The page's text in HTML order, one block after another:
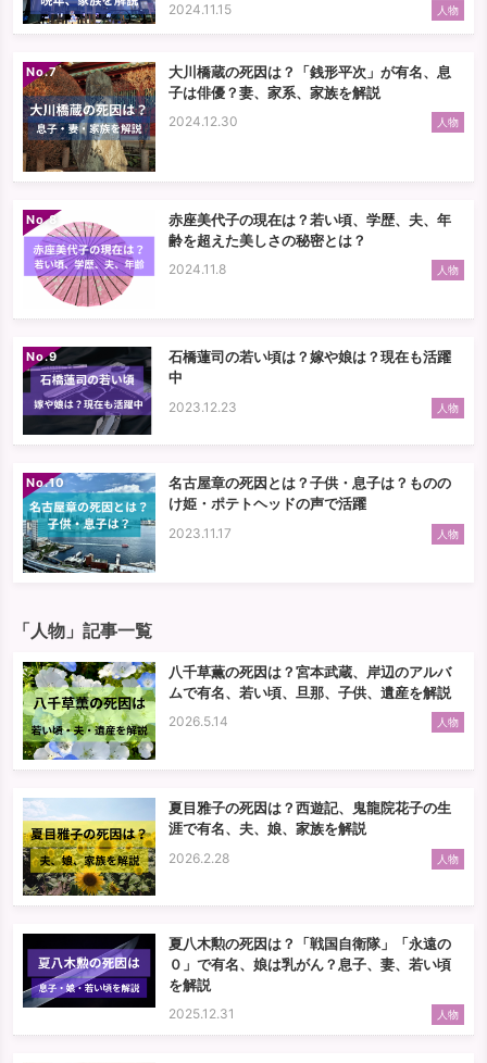
2024.11.15 人物
No.
大川橋蔵の死因は？「銭形平次」が有名、息
子は俳優？妻、家系、家族を解説
2024.12.30 人物
No.
赤座美代子の現在は？若い頃、学歴、夫、年
齢を超えた美しさの秘密とは？
2024.11.8 人物
No.
石橋蓮司の若い頃は？嫁や娘は？現在も活躍
中
2023.12.23 人物
No.
名古屋章の死因とは？子供・息子は？ものの
け姫・ポテトヘッドの声で活躍
2023.11.17 人物
「人物」記事一覧
八千草薫の死因は？宮本武蔵、岸辺のアルバ
ムで有名、若い頃、旦那、子供、遺産を解説
2026.5.14 人物
夏目雅子の死因は？西遊記、鬼龍院花子の生
涯で有名、夫、娘、家族を解説
2026.2.28 人物
夏八木勲の死因は？「戦国自衛隊」「永遠の
０」で有名、娘は乳がん？息子、妻、若い頃
を解説
2025.12.31 人物